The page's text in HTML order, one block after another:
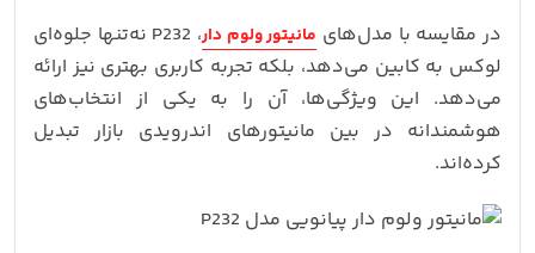
در مقایسه با مدل‌های مانیتور ولوم دار
، P232 نه‌تنها جلوه‌ای
لوکس به کابین می‌دهد، بلکه تجربه کاربری بهتری نیز ارائه
می‌دهد. این ویژگی‌ها، آن را به یکی از انتخاب‌های
هوشمندانه در بین مانیتورهای اندرویدی بازار تبدیل
کرده‌اند.